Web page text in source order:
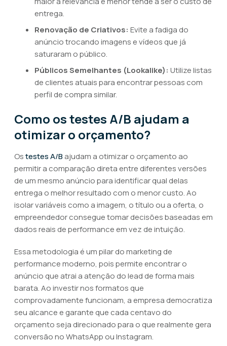
entrega.
Renovação de Criativos: Evite a fadiga do
anúncio trocando imagens e vídeos que já
saturaram o público.
Públicos Semelhantes (Lookalike): Utilize listas
de clientes atuais para encontrar pessoas com
perfil de compra similar.
Como os testes A/B ajudam a
otimizar o orçamento?
Ostestes A/B ajudam a otimizar o orçamento ao
permitir a comparação direta entre diferentes versões
de um mesmo anúncio para identificar qual delas
entrega o melhor resultado com o menor custo. Ao
isolar variáveis como a imagem, o título ou a oferta, o
empreendedor consegue tomar decisões baseadas em
dados reais de performance em vez de intuição.
Essa metodologia é um pilar do marketing de
performance moderno, pois permite encontrar o
anúncio que atrai a atenção do lead de forma mais
barata. Ao investir nos formatos que
comprovadamente funcionam, a empresa democratiza
seu alcance e garante que cada centavo do
orçamento seja direcionado para o que realmente gera
conversão no WhatsApp ou Instagram.